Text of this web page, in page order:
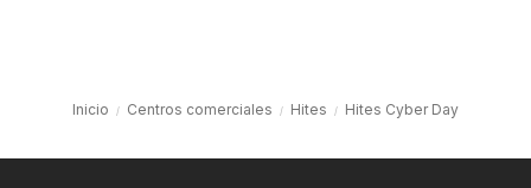
Inicio Centros comerciales Hites Hites Cyber Day